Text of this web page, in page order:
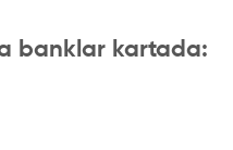
banklar kartada: